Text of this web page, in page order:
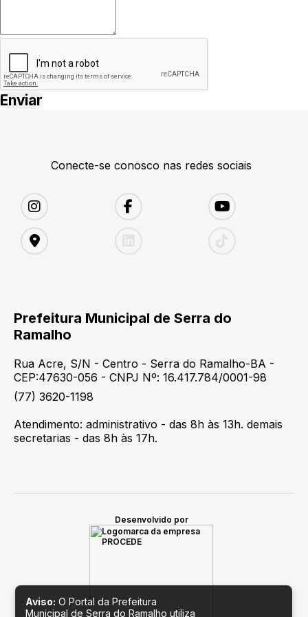
Conecte-se conosco nas redes sociais
Prefeitura Municipal de Serra do
Ramalho
Rua Acre, S/N - Centro - Serra do Ramalho-BA -
CEP:47630-056 - CNPJ Nº: 16.417.784/0001-98
(77) 3620-1198
Atendimento: administrativo - das 8h às 13h. demais
secretarias - das 8h às 17h.
Desenvolvido por
Aviso: O Portal da Prefeitura
Municipal de Serra do Ramalho utiliza